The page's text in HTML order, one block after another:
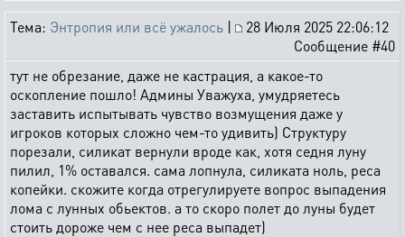
Тема: Энтропия или всё ужалось |
28 Июля 2025 22:06:12
Сообщение #40
тут не обрезание, даже не кастрация, а какое-то
оскопление пошло! Админы Уважуха, умудряетесь
заставить испытывать чувство возмущения даже у
игроков которых сложно чем-то удивить) Структуру
порезали, силикат вернули вроде как, хотя седня луну
пилил, 1% оставался. сама лопнула, силиката ноль, реса
копейки. скожите когда отрегулируете вопрос выпадения
лома с лунных обьектов. а то скоро полет до луны будет
стоить дороже чем с нее реса выпадет)